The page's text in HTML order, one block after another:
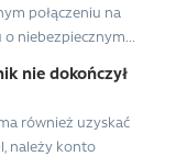
połączeniu na
niebezpiecznym...
nie dokończył
również uzyskać
należy konto